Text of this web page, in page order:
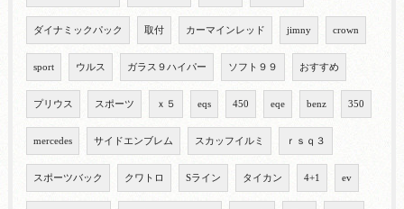
ダイナミックパック 取付 カーマインレッド jimny crown
sport ウルス ガラス９ハイパー ソフト９９ おすすめ
プリウス スポーツ ｘ５ eqs 450 eqe benz 350
mercedes サイドエンブレム スカッフイルミ ｒｓｑ３
スポーツバック クワトロ Sライン タイカン 4+1 ev